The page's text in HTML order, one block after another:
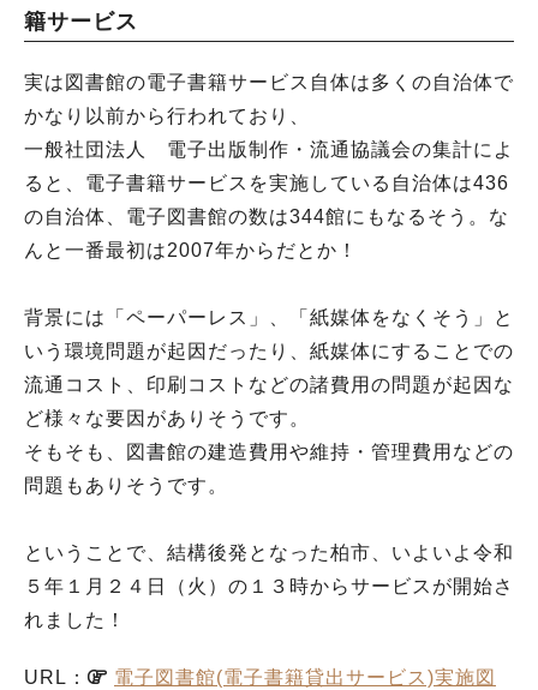
籍サービス
実は図書館の電子書籍サービス自体は多くの自治体で
かなり以前から行われており、
一般社団法人 電子出版制作・流通協議会の集計によ
ると、電子書籍サービスを実施している自治体は436
の自治体、電子図書館の数は344館にもなるそう。な
んと一番最初は2007年からだとか！
背景には「ペーパーレス」、「紙媒体をなくそう」と
いう環境問題が起因だったり、紙媒体にすることでの
流通コスト、印刷コストなどの諸費用の問題が起因な
ど様々な要因がありそうです。
そもそも、図書館の建造費用や維持・管理費用などの
問題もありそうです。
ということで、結構後発となった柏市、いよいよ令和
５年１月２４日（火）の１３時からサービスが開始さ
れました！
URL：
電子図書館(電子書籍貸出サービス)実施図